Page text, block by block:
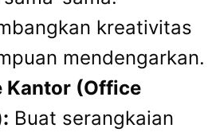
kreativitas
mendengarkan.
Kantor (Office
Buat serangkaian